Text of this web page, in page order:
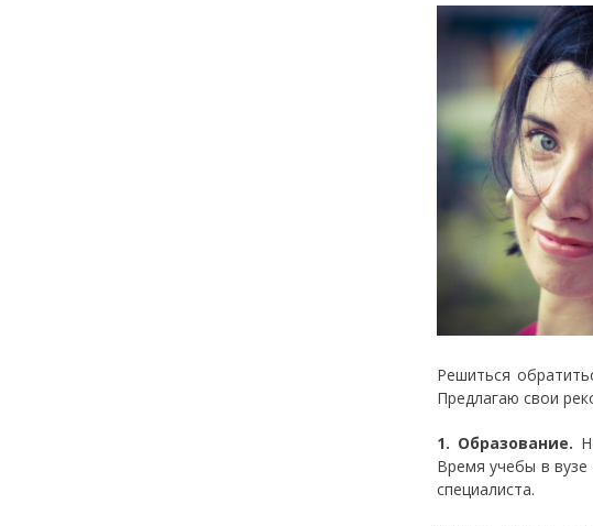
Решиться
Предлагаю свои
1. Образование.
Время учебы в
специалиста.